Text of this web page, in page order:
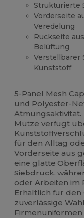
Strukturierte
Vorderseite
Veredelung
Rückseite
Belüftung
Verstellbarer
Kunststoff
5-Panel Mesh
und Polyester-
Atmungsaktivität.
Mütze verfügt
für den Alltag
Vorderseite aus
eine glatte
Siebdruck,
oder Arbeiten im
Erhältlich für den
zuverlässige